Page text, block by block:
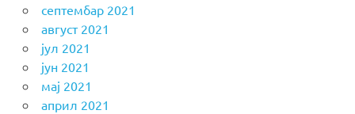
септембар 2021
август 2021
јул 2021
јун 2021
мај 2021
април 2021